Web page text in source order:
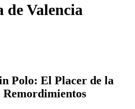
de Valencia
Polo: El Placer de la
Remordimientos